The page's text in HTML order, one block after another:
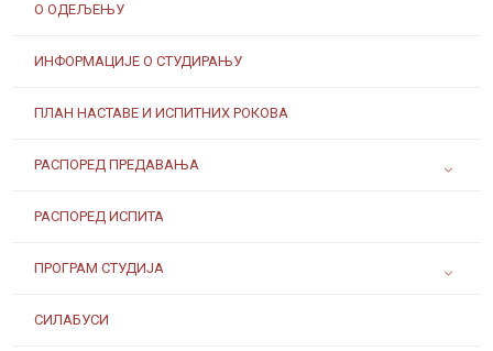
О ОДЕЉЕЊУ
ИНФОРМАЦИЈЕ О СТУДИРАЊУ
ПЛАН НАСТАВЕ И ИСПИТНИХ РОКОВА
РАСПОРЕД ПРЕДАВАЊА
РАСПОРЕД ИСПИТА
ПРОГРАМ СТУДИЈА
СИЛАБУСИ